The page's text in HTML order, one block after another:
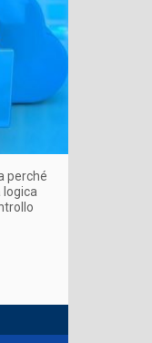
perché
logica